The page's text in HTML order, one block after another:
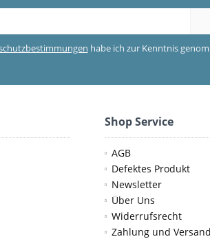
habe ich zur Kenntnis
Shop Service
AGB
Defektes Produkt
Newsletter
Über Uns
Widerrufsrecht
Zahlung und Versand